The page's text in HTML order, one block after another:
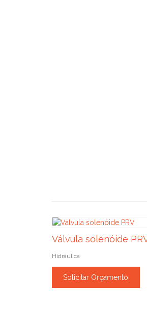
Válvula solenóide
Hidráulica
Solicitar Orçamento